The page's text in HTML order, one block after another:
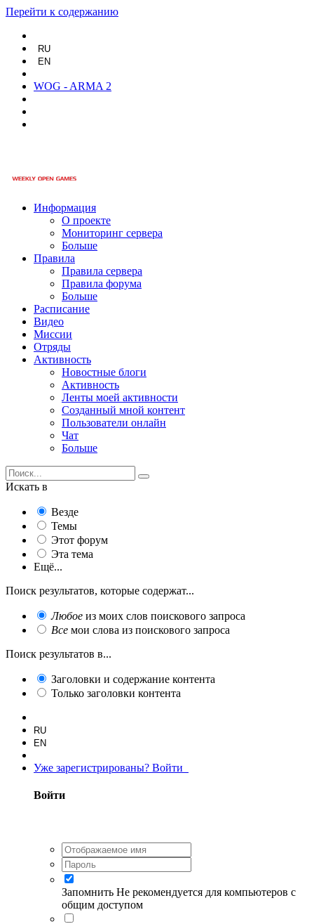
Перейти к содержанию
RU
EN
WOG - ARMA 2
Информация
О проекте
Мониторинг сервера
Больше
Правила
Правила сервера
Правила форума
Больше
Расписание
Видео
Миссии
Отряды
Активность
Новостные блоги
Активность
Ленты моей активности
Созданный мной контент
Пользователи онлайн
Чат
Больше
Искать в
Везде
Темы
Этот форум
Эта тема
Ещё...
Поиск результатов, которые содержат...
Любое из моих слов поискового запроса
Все мои слова из поискового запроса
Поиск результатов в...
Заголовки и содержание контента
Только заголовки контента
RU
EN
Уже зарегистрированы? Войти
Войти
Запомнить Не рекомендуется для компьютеров с
общим доступом